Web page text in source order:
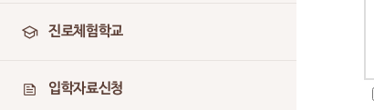
진로체험학교
입학자료신청